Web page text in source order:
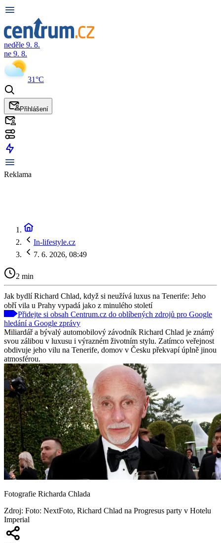
neděle 9. 8.
ne 9. 8.
31°C
Přihlášení
Reklama
In-lifestyle.cz
7. 6. 2026, 08:49
2 min
Jak bydlí Richard Chlad, když si neužívá luxus na Tenerife: Jeho
obří vila u Prahy vypadá jako z minulého století
Přidejte si obsah Centrum.cz do oblíbených zdrojů pro Google
hledání a Google zprávy
Miliardář a bývalý automobilový závodník Richard Chlad je známý
svou zálibou v luxusu i výrazném životním stylu. Zatímco veřejnost
obdivuje jeho vilu na Tenerife, domov v Česku překvapí úplně jinou
atmosférou.
Fotografie Richarda Chlada
Zdroj: Foto: NextFoto, Richard Chlad na Progresus party v Hotelu
Imperial